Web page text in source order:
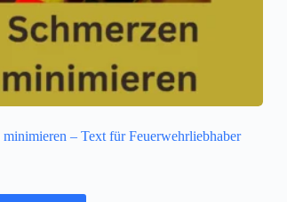
minimieren – Text für Feuerwehrliebhaber